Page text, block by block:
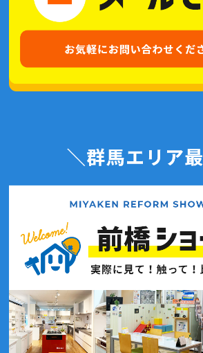
2021年3月(2記事)
2021年2月(3記事)
2021年1月(2記事)
2020年11月(4記事)
2020年10月(7記事)
2020年9月(7記事)
2020年7月(7記事)